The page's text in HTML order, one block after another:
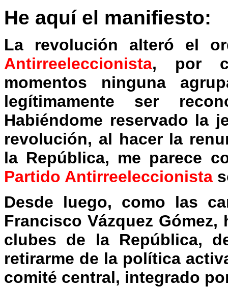
He aquí el manifiesto:
La revolución alteró el
Antirreeleccionista, por
momentos ninguna
legítimamente ser
Habiéndome reservado la
revolución, al hacer la
la República, me parece
Partido Antirreeleccionista
Desde luego, como las
Francisco Vázquez
clubes de la República,
retirarme de la política
comité central, integrado